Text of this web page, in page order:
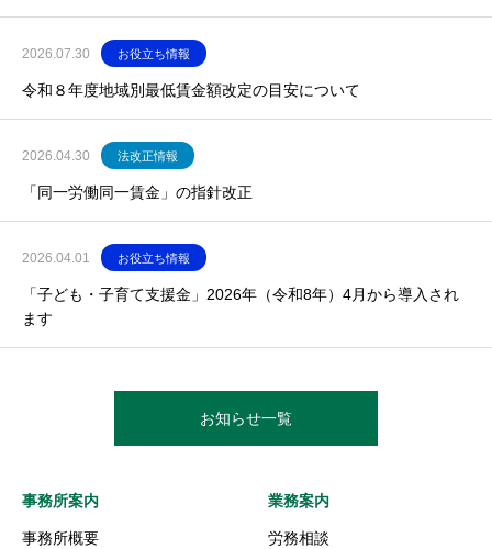
2026.07.30 お役立ち情報
令和８年度地域別最低賃金額改定の目安について
2026.04.30 法改正情報
「同一労働同一賃金」の指針改正
2026.04.01 お役立ち情報
「子ども・子育て支援金」2026年（令和8年）4月から導入され
ます
お知らせ一覧
事務所案内
事務所概要
業務案内
労務相談